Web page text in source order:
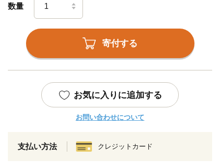
数量
寄付する
お気に入りに追加する
お問い合わせについて
支払い方法 クレジットカード